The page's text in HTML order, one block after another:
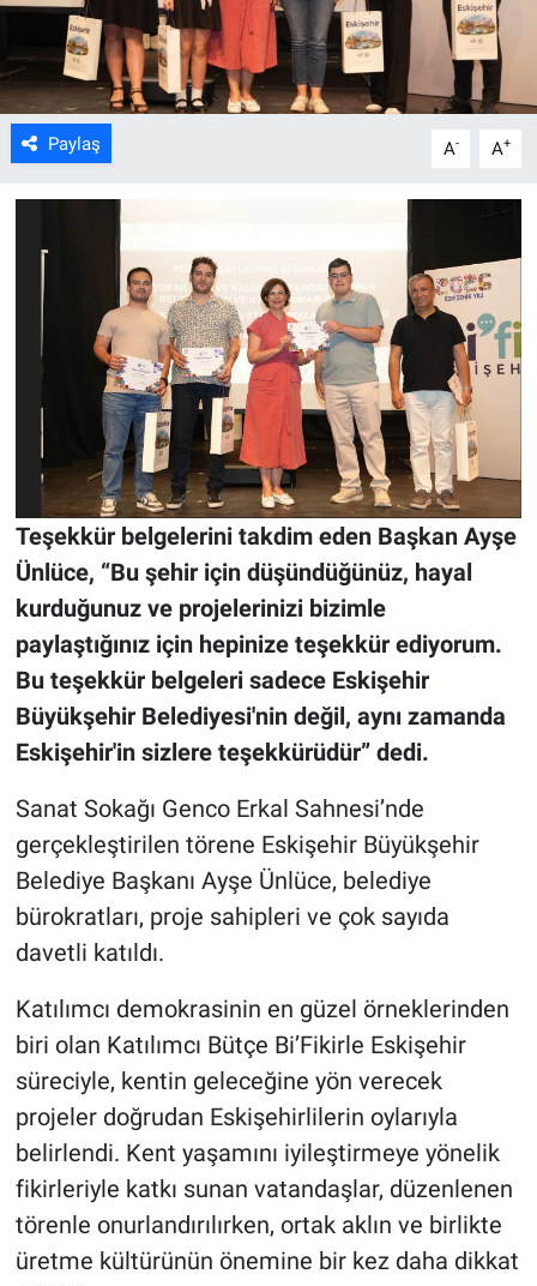
Paylaş A- A+
Teşekkür belgelerini takdim eden Başkan Ayşe
Ünlüce, “Bu şehir için düşündüğünüz, hayal
kurduğunuz ve projelerinizi bizimle
paylaştığınız için hepinize teşekkür ediyorum.
Bu teşekkür belgeleri sadece Eskişehir
Büyükşehir Belediyesi'nin değil, aynı zamanda
Eskişehir'in sizlere teşekkürüdür” dedi.
Sanat Sokağı Genco Erkal Sahnesi’nde
gerçekleştirilen törene Eskişehir Büyükşehir
Belediye Başkanı Ayşe Ünlüce, belediye
bürokratları, proje sahipleri ve çok sayıda
davetli katıldı.
Katılımcı demokrasinin en güzel örneklerinden
biri olan Katılımcı Bütçe Bi’Fikirle Eskişehir
süreciyle, kentin geleceğine yön verecek
projeler doğrudan Eskişehirlilerin oylarıyla
belirlendi. Kent yaşamını iyileştirmeye yönelik
fikirleriyle katkı sunan vatandaşlar, düzenlenen
törenle onurlandırılırken, ortak aklın ve birlikte
üretme kültürünün önemine bir kez daha dikkat